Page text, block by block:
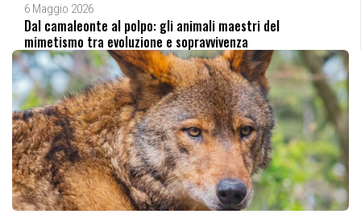
6 Maggio 2026
Dal camaleonte al polpo: gli animali maestri del
mimetismo tra evoluzione e sopravvivenza